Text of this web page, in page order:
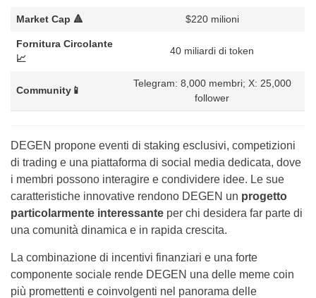
Market Cap 🔺 $220 milioni
Fornitura Circolante
📈
40 miliardi di token
Community📱
Telegram: 8,000 membri; X: 25,000
follower
DEGEN propone eventi di staking esclusivi, competizioni
di trading e una piattaforma di social media dedicata, dove
i membri possono interagire e condividere idee. Le sue
caratteristiche innovative rendono DEGEN un progetto
particolarmente interessante per chi desidera far parte di
una comunità dinamica e in rapida crescita.
La combinazione di incentivi finanziari e una forte
componente sociale rende DEGEN una delle meme coin
più promettenti e coinvolgenti nel panorama delle